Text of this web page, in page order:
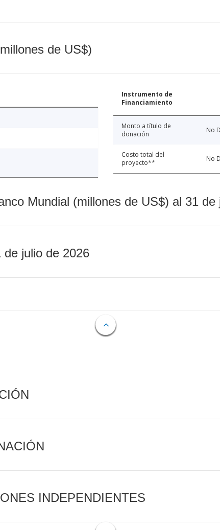
de US$)
Instrumento de
Financiamiento
Monto a título de
donación
No
Costo total del
proyecto**
No
Mundial (millones de US$) al 31 de
julio de 2026
INDEPENDIENTES